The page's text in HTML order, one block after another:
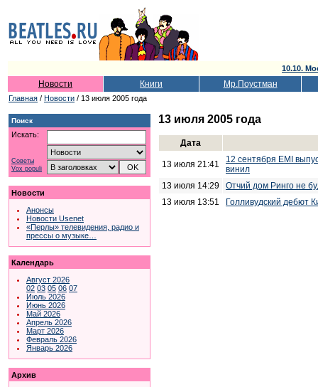
10.10.
Новости Книги Мр.Поустман
Главная / Новости / 13 июля 2005 года
Поиск
Искать:
Советы
Vox populi
Новости
Анонсы
Новости Usenet
«Перлы» телевидения, радио и
прессы о музыке…
Календарь
Август 2026
02 03 05 06 07
Июль 2026
Июнь 2026
Май 2026
Апрель 2026
Март 2026
Февраль 2026
Январь 2026
Архив
13 июля 2005 года
Дата
13 июля 21:41
12 сентября EMI
винил
13 июля 14:29
Отчий дом Ринго не
13 июля 13:51
Голливудский дебют